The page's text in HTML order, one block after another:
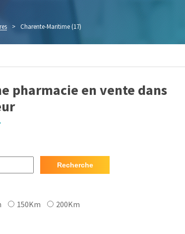
> Charente-Maritime (17)
pharmacie en vente dans
Recherche
150Km 200Km